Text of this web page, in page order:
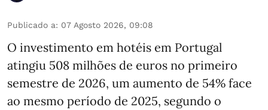
Publicado a: 07 Agosto 2026, 09:08
O investimento em hotéis em Portugal
atingiu 508 milhões de euros no primeiro
semestre de 2026, um aumento de 54% face
ao mesmo período de 2025, segundo o